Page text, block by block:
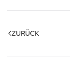
ZURÜCK